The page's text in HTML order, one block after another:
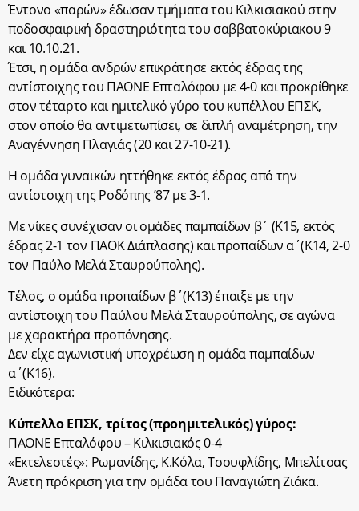
Έντονο «παρών» έδωσαν τμήματα του Κιλκισιακού στην
ποδοσφαιρική δραστηριότητα του σαββατοκύριακου 9
και 10.10.21.
Έτσι, η ομάδα ανδρών επικράτησε εκτός έδρας της
αντίστοιχης του ΠΑΟΝΕ Επταλόφου με 4-0 και προκρίθηκε
στον τέταρτο και ημιτελικό γύρο του κυπέλλου ΕΠΣΚ,
στον οποίο θα αντιμετωπίσει, σε διπλή αναμέτρηση, την
Αναγέννηση Πλαγιάς (20 και 27-10-21).
Η ομάδα γυναικών ηττήθηκε εκτός έδρας από την
αντίστοιχη της Ροδόπης ’87 με 3-1.
Με νίκες συνέχισαν οι ομάδες παμπαίδων β΄ (Κ15, εκτός
έδρας 2-1 τον ΠΑΟΚ Διάπλασης) και προπαίδων α΄(Κ14, 2-0
τον Παύλο Μελά Σταυρούπολης).
Τέλος, ο ομάδα προπαίδων β΄(Κ13) έπαιξε με την
αντίστοιχη του Παύλου Μελά Σταυρούπολης, σε αγώνα
με χαρακτήρα προπόνησης.
Δεν είχε αγωνιστική υποχρέωση η ομάδα παμπαίδων
α΄(Κ16).
Ειδικότερα:
Κύπελλο ΕΠΣΚ, τρίτος (προημιτελικός) γύρος:
ΠΑΟΝΕ Επταλόφου – Κιλκισιακός 0-4
«Εκτελεστές»: Ρωμανίδης, Κ.Κόλα, Τσουφλίδης, Μπελίτσας
Άνετη πρόκριση για την ομάδα του Παναγιώτη Ζιάκα.